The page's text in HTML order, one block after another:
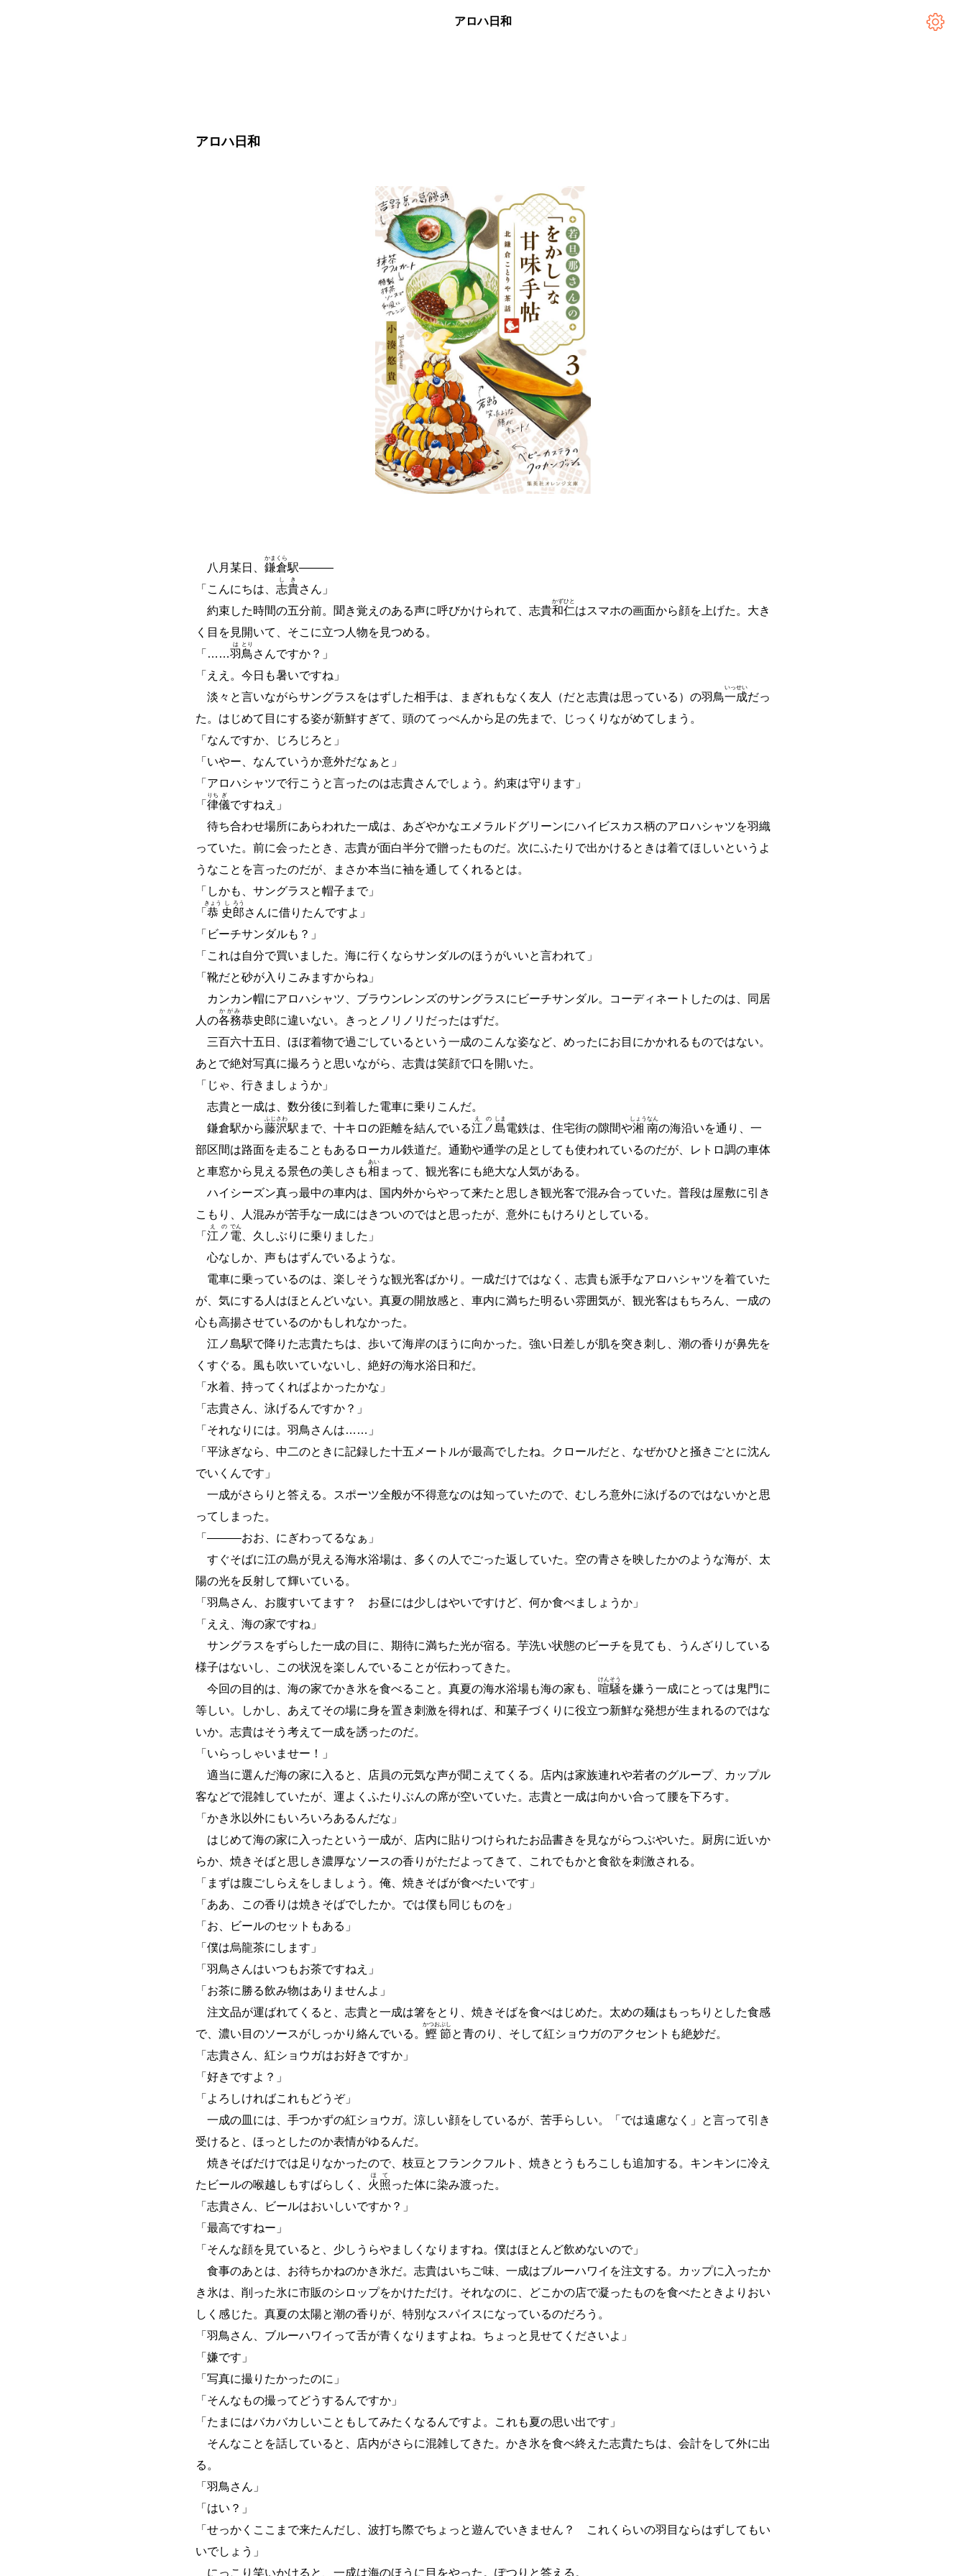
アロハ日和
アロハ日和
八月某日、 鎌
かま
倉
くら
駅―――
「こんにちは、 志
し
貴
き
さん」
約束した時間の五分前。聞き覚えのある声に呼びかけられて、志貴和
かず
仁
ひと
はスマホの画面から顔を上げた。大き
く目を見開いて、そこに立つ人物を見つめる。
「 … …羽
は
鳥
とり
さんですか？」
「ええ。今日も暑いですね」
淡々と言いながらサングラスをはずした相手は、まぎれもなく友人（だと志貴は思っている）の羽鳥一
いっ
成
せい
だっ
た。はじめて目にする姿が新鮮すぎて、頭のてっぺんから足の先まで、じっくりながめてしまう。
「なんですか、じろじろと」
「いやー、なんていうか意外だなぁと」
「アロハシャツで行こうと言ったのは志貴さんでしょう。約束は守ります」
「 律
りち
儀
ぎ
ですねえ」
待ち合わせ場所にあらわれた一成は、あざやかなエメラルドグリーンにハイビスカス柄のアロハシャツを羽織
っていた。前に会ったとき、志貴が面白半分で贈ったものだ。次にふたりで出かけるときは着てほしいというよ
うなことを言ったのだが、まさか本当に袖を通してくれるとは。
「しかも、サングラスと帽子まで」
「 恭
きょう
史
し
郎
ろう
さんに借りたんですよ」
「ビーチサンダルも？」
「これは自分で買いました。海に行くならサンダルのほうがいいと言われて」
「靴だと砂が入りこみますからね」
カンカン帽にアロハシャツ、ブラウンレンズのサングラスにビーチサンダル。コーディネートしたのは、同居
人の各務
かがみ
恭史郎に違いない。きっとノリノリだったはずだ。
三百六十五日、ほぼ着物で過ごしているという一成のこんな姿など、めったにお目にかかれるものではない。
あとで絶対写真に撮ろうと思いながら、志貴は笑顔で口を開いた。
「じゃ、行きましょうか」
志貴と一成は、数分後に到着した電車に乗りこんだ。
鎌倉駅から藤
ふじ
沢
さわ
駅まで、十キロの距離を結んでいる江
え
ノ
の
島
しま
電鉄は、住宅街の隙間や湘
しょう
南
なん
の海沿いを通り、一
部区間は路面を走ることもあるローカル鉄道だ。通勤や通学の足としても使われているのだが、レトロ調の車体
と車窓から見える景色の美しさも相
あい
まって、観光客にも絶大な人気がある。
ハイシーズン真っ最中の車内は、国内外からやって来たと思しき観光客で混み合っていた。普段は屋敷に引き
こもり、人混みが苦手な一成にはきついのではと思ったが、意外にもけろりとしている。
「 江
え
ノ
の
電
でん
、久しぶりに乗りました」
心なしか、声もはずんでいるような。
電車に乗っているのは、楽しそうな観光客ばかり。一成だけではなく、志貴も派手なアロハシャツを着ていた
が、気にする人はほとんどいない。真夏の開放感と、車内に満ちた明るい雰囲気が、観光客はもちろん、一成の
心も高揚させているのかもしれなかった。
江ノ島駅で降りた志貴たちは、歩いて海岸のほうに向かった。強い日差しが肌を突き刺し、潮の香りが鼻先を
くすぐる。風も吹いていないし、絶好の海水浴日和だ。
「水着、持ってくればよかったかな」
「志貴さん、泳げるんですか？」
「それなりには。羽鳥さんは… … 」
「平泳ぎなら、中二のときに記録した十五メートルが最高でしたね。クロールだと、なぜかひと掻きごとに沈ん
でいくんです」
一成がさらりと答える。スポーツ全般が不得意なのは知っていたので、むしろ意外に泳げるのではないかと思
ってしまった。
「 ―――おお、にぎわってるなぁ」
すぐそばに江の島が見える海水浴場は、多くの人でごった返していた。空の青さを映したかのような海が、太
陽の光を反射して輝いている。
「羽鳥さん、お腹すいてます？ お昼には少しはやいですけど、何か食べましょうか」
「ええ、海の家ですね」
サングラスをずらした一成の目に、期待に満ちた光が宿る。芋洗い状態のビーチを見ても、うんざりしている
様子はないし、この状況を楽しんでいることが伝わってきた。
今回の目的は、海の家でかき氷を食べること。真夏の海水浴場も海の家も、 喧
けん
騒
そう
を嫌う一成にとっては鬼門に
等しい。しかし、あえてその場に身を置き刺激を得れば、和菓子づくりに役立つ新鮮な発想が生まれるのではな
いか。志貴はそう考えて一成を誘ったのだ。
「いらっしゃいませー！」
適当に選んだ海の家に入ると、店員の元気な声が聞こえてくる。店内は家族連れや若者のグループ、カップル
客などで混雑していたが、運よくふたりぶんの席が空いていた。志貴と一成は向かい合って腰を下ろす。
「かき氷以外にもいろいろあるんだな」
はじめて海の家に入ったという一成が、店内に貼りつけられたお品書きを見ながらつぶやいた。厨房に近いか
らか、焼きそばと思しき濃厚なソースの香りがただよってきて、これでもかと食欲を刺激される。
「まずは腹ごしらえをしましょう。俺、焼きそばが食べたいです」
「ああ、この香りは焼きそばでしたか。では僕も同じものを」
「お、ビールのセットもある」
「僕は烏龍茶にします」
「羽鳥さんはいつもお茶ですねえ」
「お茶に勝る飲み物はありませんよ」
注文品が運ばれてくると、志貴と一成は箸をとり、焼きそばを食べはじめた。太めの麺はもっちりとした食感
で、濃い目のソースがしっかり絡んでいる。 鰹
かつお
節
ぶし
と青のり、そして紅ショウガのアクセントも絶妙だ。
「志貴さん、紅ショウガはお好きですか」
「好きですよ？」
「よろしければこれもどうぞ」
一成の皿には、手つかずの紅ショウガ。涼しい顔をしているが、苦手らしい。「では遠慮なく」と言って引き
受けると、ほっとしたのか表情がゆるんだ。
焼きそばだけでは足りなかったので、枝豆とフランクフルト、焼きとうもろこしも追加する。キンキンに冷え
たビールの喉越しもすばらしく、 火
ほ
照
て
った体に染み渡った。
「志貴さん、ビールはおいしいですか？」
「最高ですねー」
「そんな顔を見ていると、少しうらやましくなりますね。僕はほとんど飲めないので」
食事のあとは、お待ちかねのかき氷だ。志貴はいちご味、一成はブルーハワイを注文する。カップに入ったか
き氷は、削った氷に市販のシロップをかけただけ。それなのに、どこかの店で凝ったものを食べたときよりおい
しく感じた。真夏の太陽と潮の香りが、特別なスパイスになっているのだろう。
「羽鳥さん、ブルーハワイって舌が青くなりますよね。ちょっと見せてくださいよ」
「嫌です」
「写真に撮りたかったのに」
「そんなもの撮ってどうするんですか」
「たまにはバカバカしいこともしてみたくなるんですよ。これも夏の思い出です」
そんなことを話していると、店内がさらに混雑してきた。かき氷を食べ終えた志貴たちは、会計をして外に出
る。
「羽鳥さん」
「はい？」
「せっかくここまで来たんだし、波打ち際でちょっと遊んでいきません？ これくらいの羽目ならはずしてもい
いでしょう」
にっこり笑いかけると、一成は海のほうに目をやった。ぽつりと答える。